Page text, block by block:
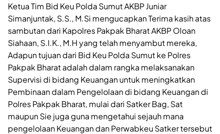
Ketua Tim Bid Keu Polda Sumut AKBP Juniar
Simanjuntak, S.S., M.Si mengucapkan Terima kasih atas
sambutan dari Kapolres Pakpak Bharat AKBP Oloan
Siahaan, S.I.K., M.H yang telah menyambut mereka,
Adapun tujuan dari Bid Keu Polda Sumut ke Polres
Pakpak Bharat adalah dalam rangka melaksanakan
Supervisi di bidang Keuangan untuk meningkatkan
Pembinaan dalam Pengelolaan di bidang Keuangan di
Polres Pakpak Bharat, mulai dari Satker Bag, Sat
maupun Sie juga guna mengetahui sejauh mana
pengelolaan Keuangan dan Perwabkeu Satker tersebut